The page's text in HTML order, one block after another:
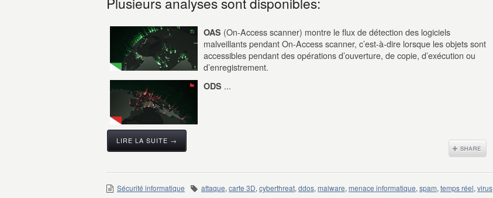
OAS (On-Access scanner) montre le flux de détection des logiciels
malveillants pendant On-Access scanner, c’est-à-dire lorsque les objets sont
accessibles pendant des opérations d’ouverture, de copie, d’exécution ou
d’enregistrement.
ODS ...
LIRE LA SUITE →
Sécurité informatique attaque, carte 3D, cyberthreat, ddos, malware, menace informatique, spam, temps réel, virus